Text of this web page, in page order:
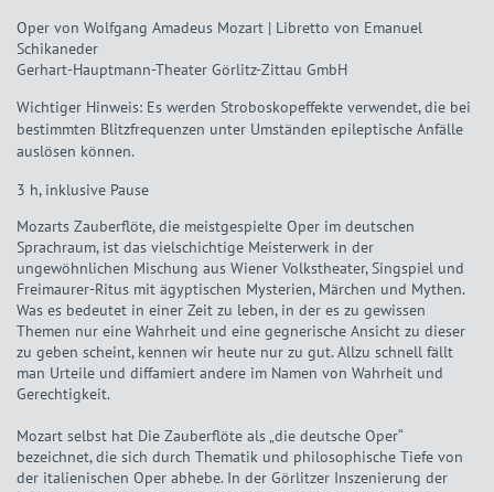
Oper von Wolfgang Amadeus Mozart | Libretto von Emanuel
Schikaneder
Gerhart-Hauptmann-Theater Görlitz-Zittau GmbH
Wichtiger Hinweis: Es werden Stroboskopeffekte verwendet, die bei
bestimmten Blitzfrequenzen unter Umständen epileptische Anfälle
auslösen können.
3 h, inklusive Pause
Mozarts Zauberflöte, die meistgespielte Oper im deutschen
Sprachraum, ist das vielschichtige Meisterwerk in der
ungewöhnlichen Mischung aus Wiener Volkstheater, Singspiel und
Freimaurer-Ritus mit ägyptischen Mysterien, Märchen und Mythen.
Was es bedeutet in einer Zeit zu leben, in der es zu gewissen
Themen nur eine Wahrheit und eine gegnerische Ansicht zu dieser
zu geben scheint, kennen wir heute nur zu gut. Allzu schnell fällt
man Urteile und diffamiert andere im Namen von Wahrheit und
Gerechtigkeit.
Mozart selbst hat Die Zauberflöte als „die deutsche Oper“
bezeichnet, die sich durch Thematik und philosophische Tiefe von
der italienischen Oper abhebe. In der Görlitzer Inszenierung der